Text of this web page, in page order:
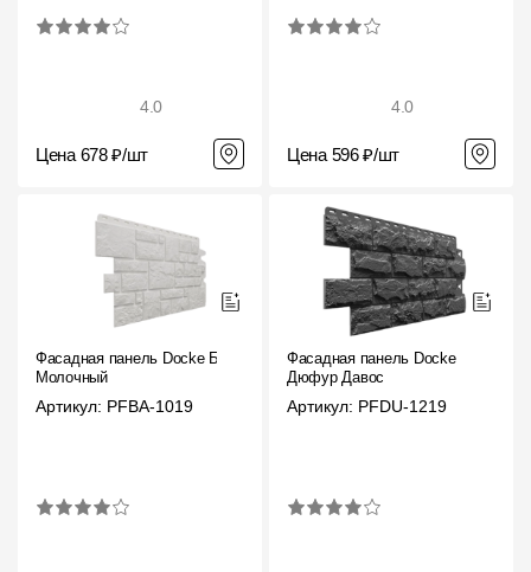
4.0
Цена 678 ₽/шт
4.0
Цена 596 ₽/шт
Фасадная панель Docke Бург
Молочный
Артикул: PFBA-1019
Фасадная панель Docke
Дюфур Давос
Артикул: PFDU-1219